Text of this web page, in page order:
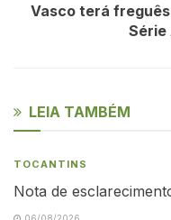
Vasco terá
Série
LEIA TAMBÉM
TOCANTINS
Nota de